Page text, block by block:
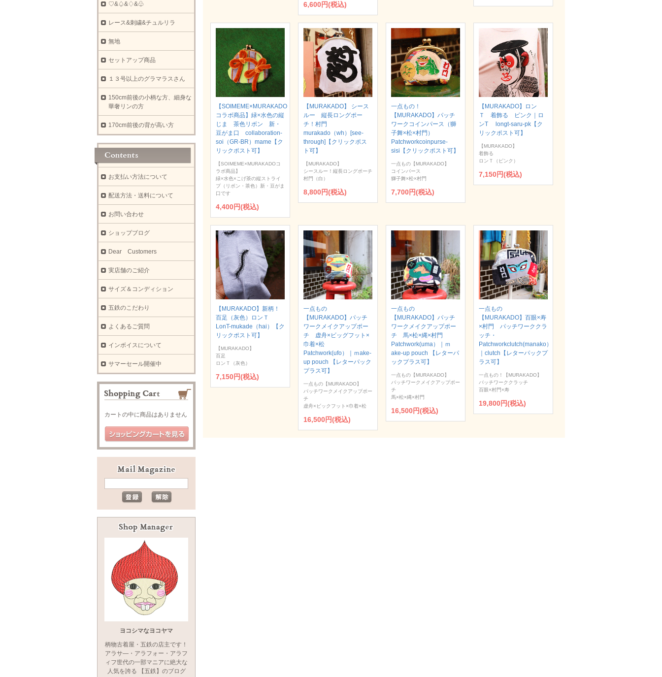
6,600円(税込)
【SOIMEME×MURAKADO
コラボ商品】緑×水色の縦
じま 茶色リボン 新・
豆がま口 collaboration-
soi（GR-BR）mame【ク
リックポスト可】
【SOIMEME×MURAKADOコ
ラボ商品】
緑×水色×こげ茶の縦ストライ
プ（リボン・茶色）新・豆がま
口です
4,400円(税込)
【MURAKADO】 シース
ルー 縦長ロングポー
チ！村門
murakado（wh）[see-
through]【クリックポス
ト可】
【MURAKADO】
シースルー！縦長ロングポーチ
村門（白）
8,800円(税込)
一点もの！
【MURAKADO】パッチ
ワークコインパース（獅
子舞×松×村門）
Patchworkcoinpurse-
sisi【クリックポスト可】
一点もの【MURAKADO】
コインパース
獅子舞×松×村門
7,700円(税込)
【MURAKADO】ロン
Ｔ 着飾る ピンク｜ロ
ンT longt-saru-pk【ク
リックポスト可】
【MURAKADO】
着飾る
ロンＴ（ピンク）
7,150円(税込)
【MURAKADO】新柄！
百足（灰色）ロンＴ
LonT-mukade（hai）【ク
リックポスト可】
【MURAKADO】
百足
ロンＴ（灰色）
7,150円(税込)
一点もの
【MURAKADO】パッチ
ワークメイクアップポー
チ 虚舟×ビッグフット×
巾着×松
Patchwork(ufo）｜ｍake-
up pouch 【レターパック
プラス可】
一点もの【MURAKADO】
パッチワークメイクアップポー
チ
虚舟×ビックフット×巾着×松
16,500円(税込)
一点もの
【MURAKADO】パッチ
ワークメイクアップポー
チ 馬×松×縄×村門
Patchwork(uma）｜ｍ
ake-up pouch 【レターパ
ックプラス可】
一点もの【MURAKADO】
パッチワークメイクアップポー
チ
馬×松×縄×村門
16,500円(税込)
一点もの
【MURAKADO】百眼×寿
×村門 パッチワーククラ
ッチ・
Patchworkclutch(manako）
｜clutch【レターパックプ
ラス可】
一点もの！【MURAKADO】
パッチワーククラッチ
百眼×村門×寿
19,800円(税込)
♡&♤&♢&♧
レース&刺繍&チュルリラ
無地
セットアップ商品
１３号以上のグラマラスさん
150cm前後の小柄な方、細身な
華奢リンの方
170cm前後の背が高い方
お支払い方法について
配送方法・送料について
お問い合わせ
ショップブログ
Dear Customers
実店舗のご紹介
サイズ＆コンディション
五鉄のこだわり
よくあるご質問
インボイスについて
サマーセール開催中
カートの中に商品はありません
ヨコシマなヨコヤマ
柄物古着屋・五鉄の店主です！
アラサ―・アラフォー・アラフ
ィフ世代の一部マニアに絶大な
人気を誇る 【五鉄】のブログ